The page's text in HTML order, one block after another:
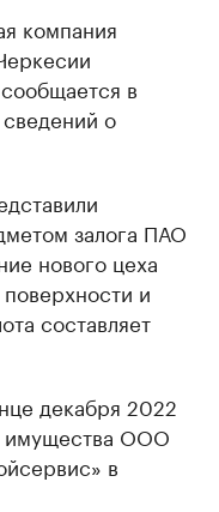
компания
в
о
залога ПАО
нового цеха
и
составляет
декабря 2022
имущества ООО
в